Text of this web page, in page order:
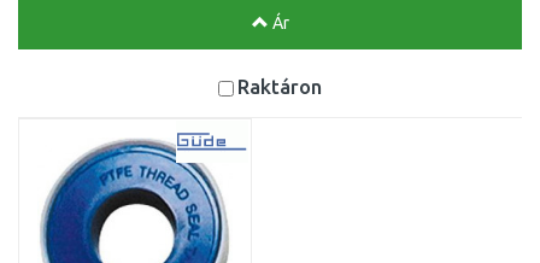
Ár
Raktáron